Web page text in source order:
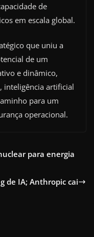
de
em escala global.
que uniu a
de um
e dinâmico,
inteligência artificial
para um
operacional.
para energia
de IA; Anthropic cai